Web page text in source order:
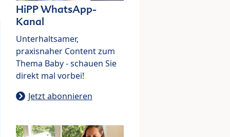
HiPP WhatsApp-
Kanal
Unterhaltsamer,
praxisnaher Content zum
Thema Baby - schauen Sie
direkt mal vorbei!
Jetzt abonnieren